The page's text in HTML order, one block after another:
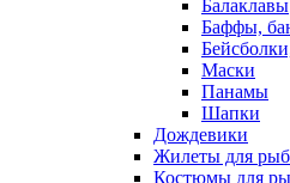
Балаклавы
Баффы,
Маски
Панамы
Шапки
Дождевики
Жилеты для
Костюмы для